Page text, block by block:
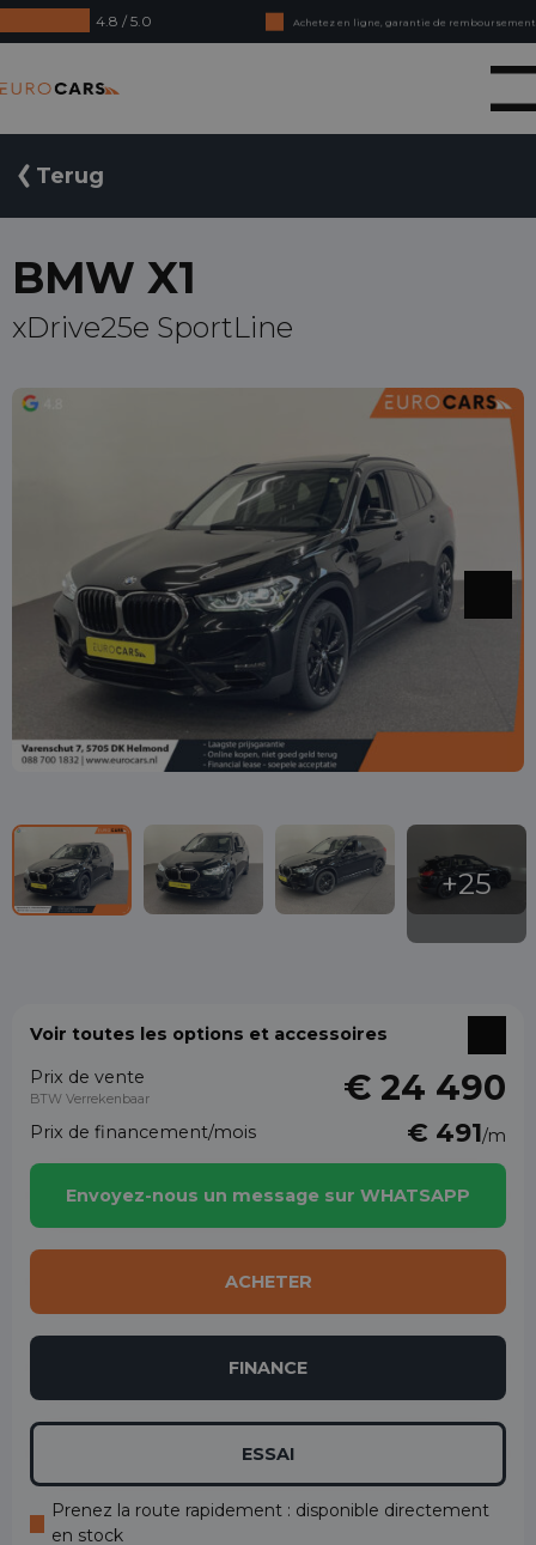
4.8 / 5.0
Achetez en ligne, garantie de remboursement
Crédit-bail - Acceptation en douceur
Terug
BMW X1
xDrive25e SportLine
Voir toutes les options et accessoires
Prix de vente
BTW Verrekenbaar € 24 490
Prix de financement/mois € 491/m
Envoyez-nous un message sur WHATSAPP
ACHETER
FINANCE
ESSAI
Prenez la route rapidement : disponible directement
en stock